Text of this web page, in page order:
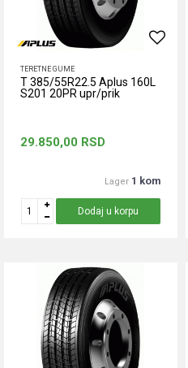
TERETNE GUME
T 385/55R22.5 Aplus 160L
S201 20PR upr/prik
29.850,00 RSD
Lager 1 kom
Dodaj u korpu